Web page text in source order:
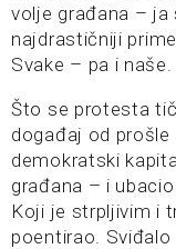
volje građana –
najdrastičniji
Svake – pa i naše.
Što se protesta
događaj od
demokratski
građana – i
Koji je strpljivim i
poentirao.